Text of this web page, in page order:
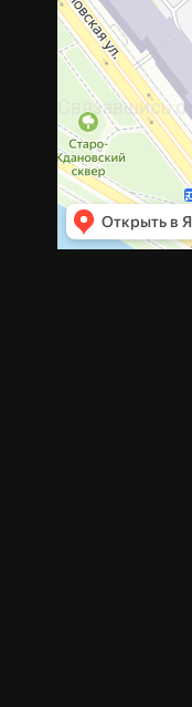
_
Связавшись